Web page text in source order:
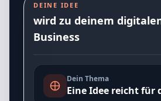
DEINE IDEE
wird zu deinem
Business
Dein Thema
Eine Idee reicht für